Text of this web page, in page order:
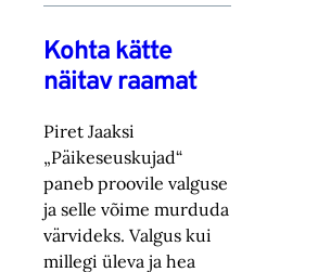
Kohta kätte
näitav raamat
Piret Jaaksi
„Päikeseuskujad“
paneb proovile valguse
ja selle võime murduda
värvideks. Valgus kui
millegi üleva ja hea